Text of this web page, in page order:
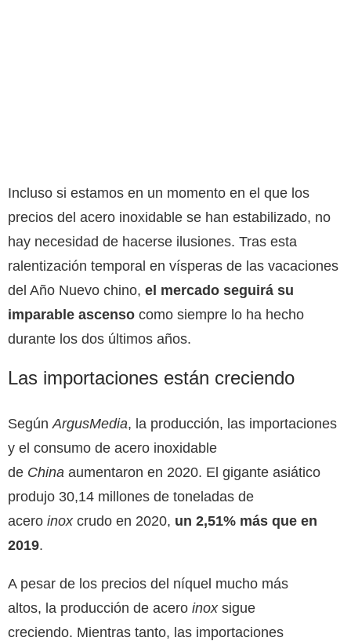
Incluso si estamos en un momento en el que los
precios del acero inoxidable se han estabilizado, no
hay necesidad de hacerse ilusiones. Tras esta
ralentización temporal en vísperas de las vacaciones
del Año Nuevo chino, el mercado seguirá su
imparable ascenso como siempre lo ha hecho
durante los dos últimos años.
Las importaciones están creciendo
Según ArgusMedia, la producción, las importaciones
y el consumo de acero inoxidable
de China aumentaron en 2020. El gigante asiático
produjo 30,14 millones de toneladas de
acero inoxcrudo en 2020, un 2,51% más que en
2019.
A pesar de los precios del níquel mucho más
altos, la producción de acero inoxsigue
creciendo. Mientras tanto, las importaciones